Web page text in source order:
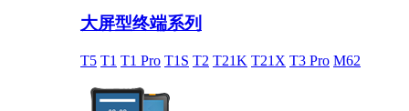
大屏型终端系列
T5 T1 T1 Pro T1S T2 T21K T21X T3 Pro M62